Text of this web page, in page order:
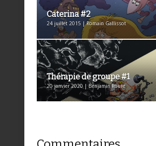
Caterina #2
24 juillet 2015 | Romain Gallissot
Thérapie de groupe #1
20 janvier 2020 | Benjamin Roure